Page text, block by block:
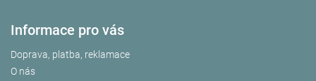
Informace pro vás
Doprava, platba, reklamace
O nás